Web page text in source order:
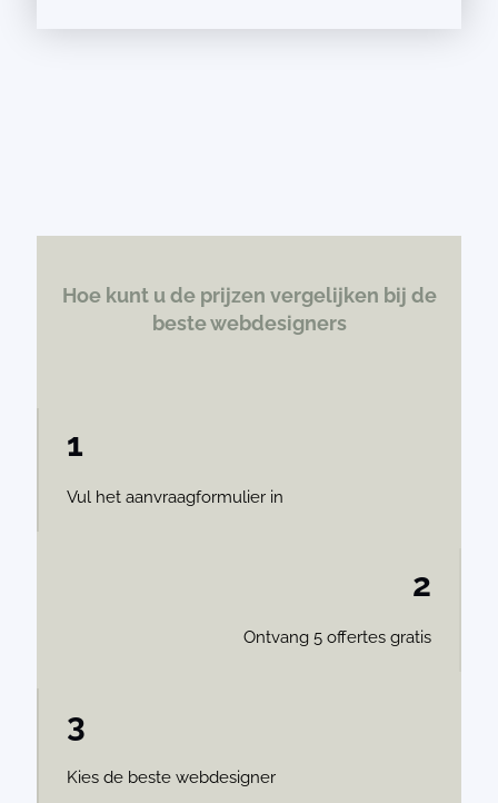
Hoe kunt u de prijzen vergelijken bij de
beste webdesigners
1
Vul het aanvraagformulier in
2
Ontvang 5 offertes gratis
3
Kies de beste webdesigner